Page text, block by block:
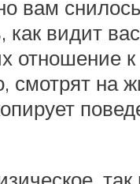
вам
видит
отношение
смотрят на